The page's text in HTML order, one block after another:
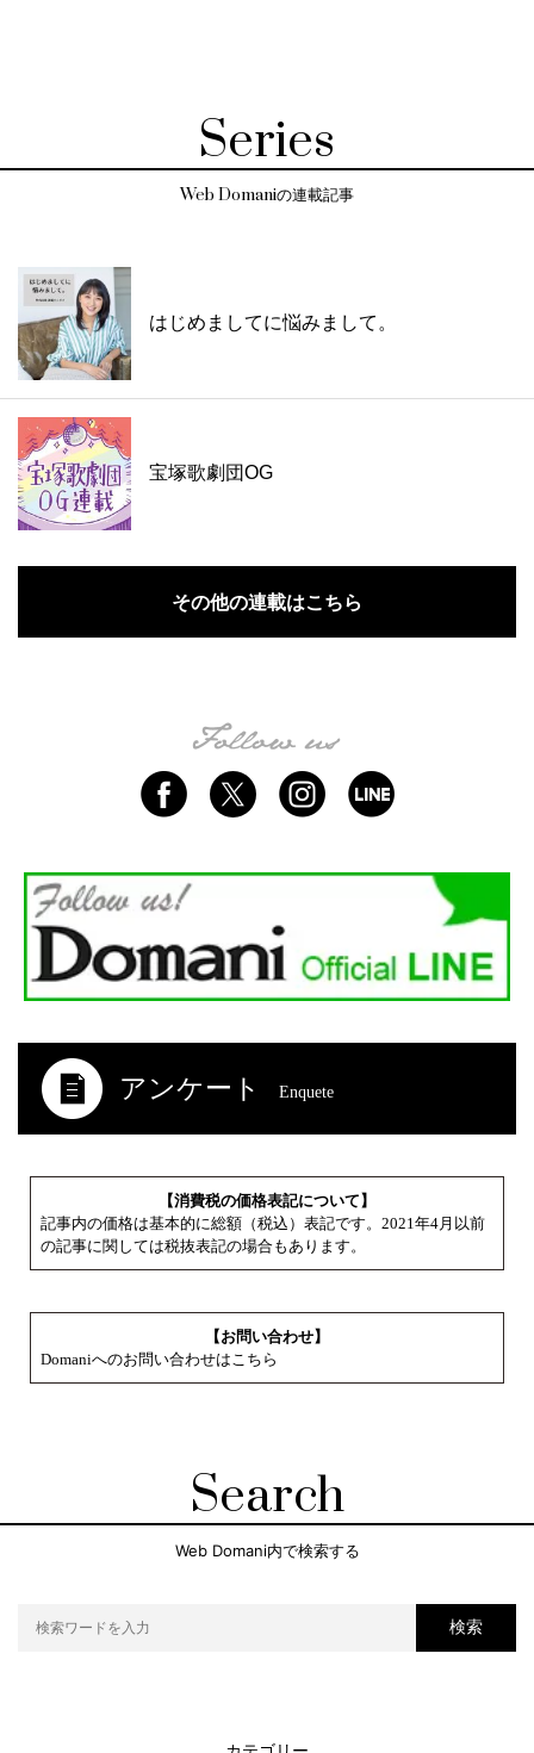
Series
Web Domaniの連載記事
はじめましてに悩みまして。
宝塚歌劇団OG
その他の連載はこちら
アンケート Enquete
【消費税の価格表記について】
記事内の価格は基本的に総額（税込）表記です。2021年4月以前
の記事に関しては税抜表記の場合もあります。
【お問い合わせ】
Domaniへのお問い合わせはこちら
Search
Web Domani内で検索する
検索